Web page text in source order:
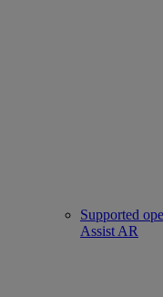
Supported
Assist AR